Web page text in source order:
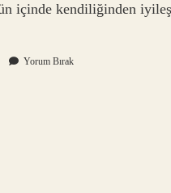
içinde kendiliğinden
Yorum Bırak